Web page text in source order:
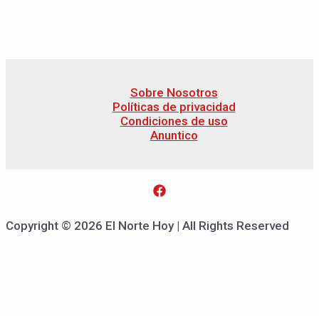
Sobre Nosotros
Políticas de privacidad
Condiciones de uso
Anuntico
Copyright © 2026 El Norte Hoy | All Rights Reserved